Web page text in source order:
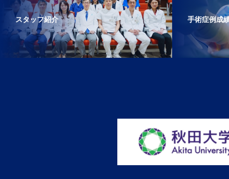
スタッフ紹介 手術症例成